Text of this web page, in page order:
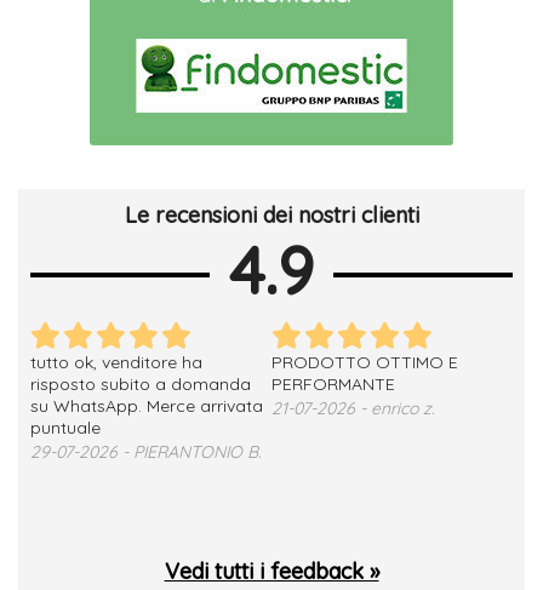
Le recensioni dei nostri clienti
4.9
tutto ok, venditore ha
risposto subito a domanda
su WhatsApp. Merce arrivata
puntuale
29-07-2026 - PIERANTONIO B.
PRODOTTO OTTIMO E
PERFORMANTE
21-07-2026 - enrico z.
Vedi tutti i feedback »